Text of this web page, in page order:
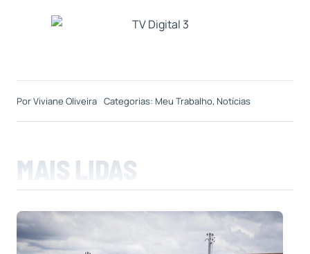
PorViviane Oliveira Categorias: Meu Trabalho, Notícias
MAIS LIDAS